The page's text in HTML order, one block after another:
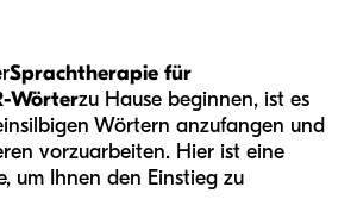
Sprachtherapie für
Wörterzu Hause beginnen, ist es
Wörtern anzufangen und
vorzuarbeiten. Hier ist eine
um Ihnen den Einstieg zu